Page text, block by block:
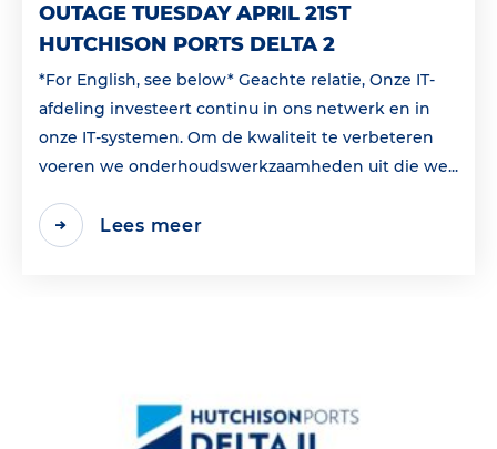
OUTAGE TUESDAY APRIL 21ST
HUTCHISON PORTS DELTA 2
*For English, see below* Geachte relatie, Onze IT-
afdeling investeert continu in ons netwerk en in
onze IT-systemen. Om de kwaliteit te verbeteren
voeren we onderhoudswerkzaamheden uit die we...
Lees meer